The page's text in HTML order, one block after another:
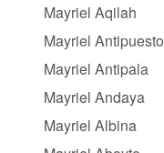
Mayriel Aqilah
Mayriel Antipuesto
Mayriel Antipala
Mayriel Andaya
Mayriel Albina